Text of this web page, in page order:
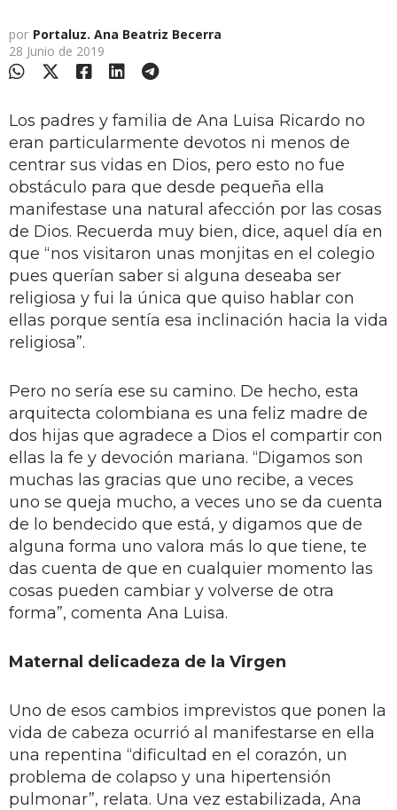
por Portaluz. Ana Beatriz Becerra
28 Junio de 2019
Los padres y familia de Ana Luisa Ricardo no
eran particularmente devotos ni menos de
centrar sus vidas en Dios, pero esto no fue
obstáculo para que desde pequeña ella
manifestase una natural afección por las cosas
de Dios. Recuerda muy bien, dice, aquel día en
que “nos visitaron unas monjitas en el colegio
pues querían saber si alguna deseaba ser
religiosa y fui la única que quiso hablar con
ellas porque sentía esa inclinación hacia la vida
religiosa”.
Pero no sería ese su camino. De hecho, esta
arquitecta colombiana es una feliz madre de
dos hijas que agradece a Dios el compartir con
ellas la fe y devoción mariana. “Digamos son
muchas las gracias que uno recibe, a veces
uno se queja mucho, a veces uno se da cuenta
de lo bendecido que está, y digamos que de
alguna forma uno valora más lo que tiene, te
das cuenta de que en cualquier momento las
cosas pueden cambiar y volverse de otra
forma”, comenta Ana Luisa.
Maternal delicadeza de la Virgen
Uno de esos cambios imprevistos que ponen la
vida de cabeza ocurrió al manifestarse en ella
una repentina “dificultad en el corazón, un
problema de colapso y una hipertensión
pulmonar”, relata. Una vez estabilizada, Ana